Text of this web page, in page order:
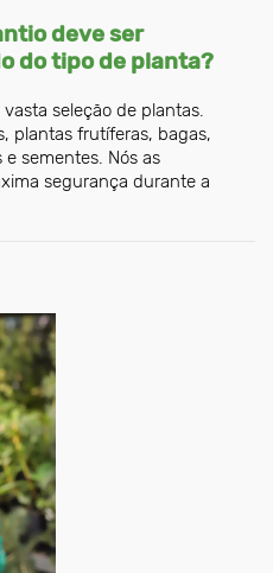
deve ser
do tipo de planta?
seleção de plantas.
plantas frutíferas, bagas,
sementes. Nós as
segurança durante a